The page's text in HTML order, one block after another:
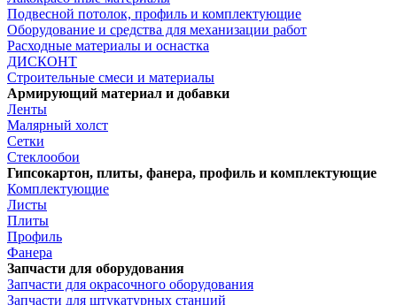
Подвесной потолок, профиль и комплектующие
Оборудование и средства для механизации работ
Расходные материалы и оснастка
ДИСКОНТ
Строительные смеси и материалы
Армирующий материал и добавки
Ленты
Малярный холст
Сетки
Стеклообои
Гипсокартон, плиты, фанера, профиль и комплектующие
Комплектующие
Листы
Плиты
Профиль
Фанера
Запчасти для оборудования
Запчасти для окрасочного оборудования
Запчасти для штукатурных станций